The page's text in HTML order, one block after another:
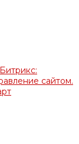
сайтом.